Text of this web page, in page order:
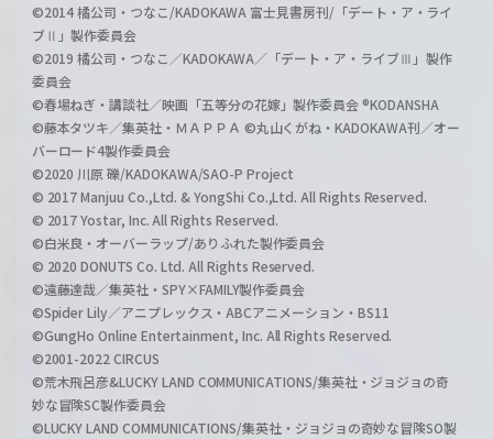
©2014 橘公司・つなこ/KADOKAWA 富士見書房刊/「デート・ア・ライ
ブⅡ」製作委員会
©2019 橘公司・つなこ／KADOKAWA／「デート・ア・ライブⅢ」製作
委員会
©春場ねぎ・講談社／映画「五等分の花嫁」製作委員会 ®KODANSHA
©藤本タツキ／集英社・ＭＡＰＰＡ ©丸山くがね・KADOKAWA刊／オー
バーロード4製作委員会
©2020 川原 礫/KADOKAWA/SAO-P Project
© 2017 Manjuu Co.,Ltd. & YongShi Co.,Ltd. All Rights Reserved.
© 2017 Yostar, Inc. All Rights Reserved.
©白米良・オーバーラップ/ありふれた製作委員会
© 2020 DONUTS Co. Ltd. All Rights Reserved.
©遠藤達哉／集英社・SPY×FAMILY製作委員会
©Spider Lily／アニプレックス・ABCアニメーション・BS11
©GungHo Online Entertainment, Inc. All Rights Reserved.
©2001-2022 CIRCUS
©荒木飛呂彦&LUCKY LAND COMMUNICATIONS/集英社・ジョジョの奇
妙な冒険SC製作委員会
©LUCKY LAND COMMUNICATIONS/集英社・ジョジョの奇妙な冒険SO製